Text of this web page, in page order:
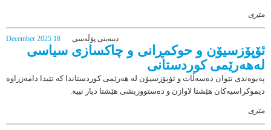
مێری
18 December 2025 دیبەیتی پۆڵەسی
ئۆپۆزسیۆن و حوکمڕانی و چاکسازی سیاسی
لەهەرێمی کوردستانی
پەیوەندی نێوان دەسەڵات و ئۆپۆزسیۆن لە هەرێمی کوردستاندا کە تێیدا دامەزراوە
دیموکراسیەکان هێشتا لاوازن و دەستووریشی هێشتا دیار نییە.
مێری